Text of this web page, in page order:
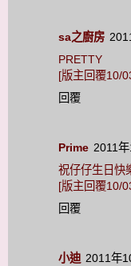
sa之廚房
PRETTY
[版主回覆10/
回覆
Prime 2011
祝仔仔生日快
[版主回覆10/
回覆
小迪 2011年